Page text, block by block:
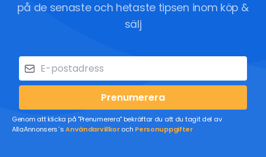
på de senaste och hetaste tipsen inom köp &
sälj
Prenumerera
Genom att klicka på "Prenumerera" bekräftar du att du tagit del av
AllaAnnonsers´sAnvändarvillkoroch Personuppgifter